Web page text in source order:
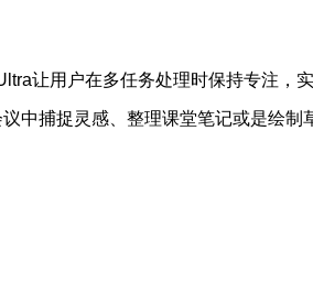
让用户在多任务处理时保持专注，
中捕捉灵感、整理课堂笔记或是绘制